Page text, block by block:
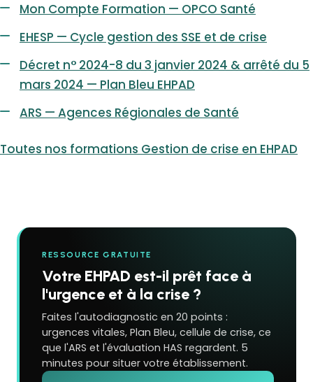
Mon Compte Formation — OPCO Santé
EHESP — Cycle gestion des SSE et de crise
Décret n° 2024-8 du 3 janvier 2024 & arrêté du 5
mars 2024 — Plan Bleu EHPAD
ARS — Agences Régionales de Santé
Toutes nos formations Gestion de crise en EHPAD
RESSOURCE GRATUITE
Votre EHPAD est-il prêt face à
l'urgence et à la crise ?
Faites l'autodiagnostic en 20 points :
urgences vitales, Plan Bleu, cellule de crise, ce
que l'ARS et l'évaluation HAS regardent. 5
minutes pour situer votre établissement.